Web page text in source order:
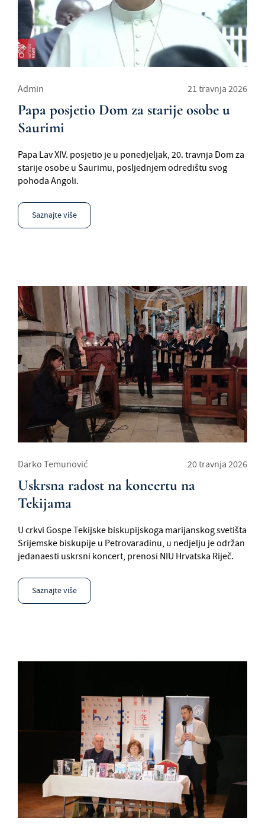
Admin 21 travnja 2026
Papa posjetio Dom za starije osobe u
Saurimi
Papa Lav XIV. posjetio je u ponedjeljak, 20. travnja Dom za
starije osobe u Saurimu, posljednjem odredištu svog
pohoda Angoli.
Saznajte više
Darko Temunović 20 travnja 2026
Uskrsna radost na koncertu na
Tekijama
U crkvi Gospe Tekijske biskupijskoga marijanskog svetišta
Srijemske biskupije u Petrovaradinu, u nedjelju je održan
jedanaesti uskrsni koncert, prenosi NIU Hrvatska Riječ.
Saznajte više